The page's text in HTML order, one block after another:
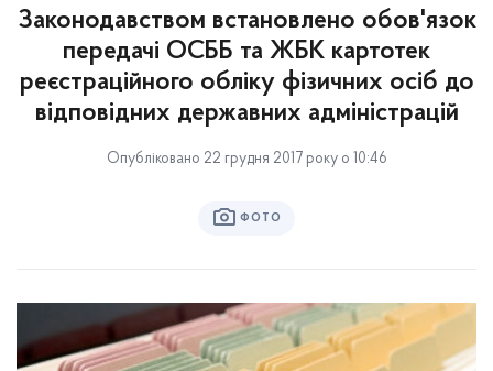
Законодавством встановлено обов'язок
передачі ОСББ та ЖБК картотек
реєстраційного обліку фізичних осіб до
відповідних державних адміністрацій
Опубліковано 22 грудня 2017 року о 10:46
ФОТО